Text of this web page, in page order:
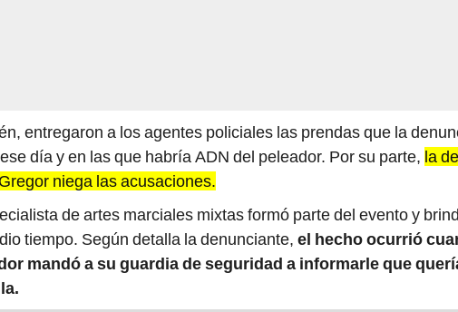
entregaron a los agentes policiales las prendas que la
día y en las que habría ADN del peleador. Por su parte, la
niega las acusaciones.
de artes marciales mixtas formó parte del evento y
tiempo. Según detalla la denunciante, el hecho ocurrió
mandó a su guardia de seguridad a informarle que